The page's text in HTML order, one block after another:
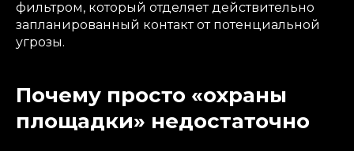
фильтром, который отделяет действительно
запланированный контакт от потенциальной
угрозы.
Почему просто «охраны
площадки» недостаточно